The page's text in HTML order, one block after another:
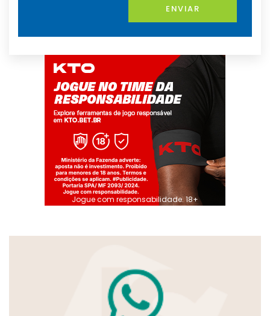
ENVIAR
Jogue com responsabilidade. 18+